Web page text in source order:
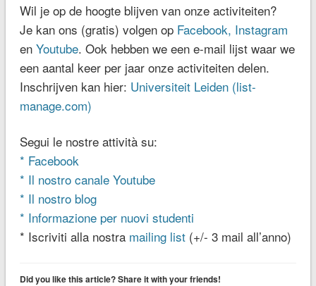
Wil je op de hoogte blijven van onze activiteiten?
Je kan ons (gratis) volgen op Facebook, Instagram
en Youtube. Ook hebben we een e-mail lijst waar we
een aantal keer per jaar onze activiteiten delen.
Inschrijven kan hier: Universiteit Leiden (list-
manage.com)
Segui le nostre attività su:
* Facebook
* Il nostro canale Youtube
* Il nostro blog
* Informazione per nuovi studenti
* Iscriviti alla nostra mailing list(+/- 3 mail all’anno)
Did you like this article? Share it with your friends!